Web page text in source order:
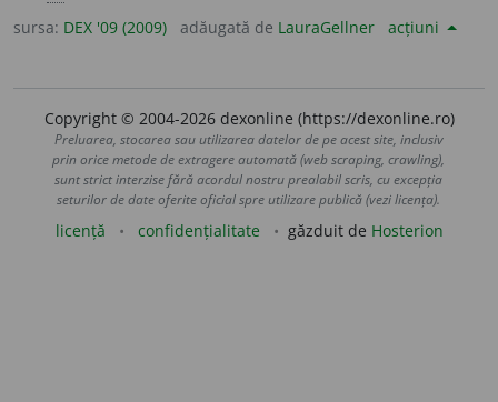
sursa: DEX '09 (2009) adăugată de LauraGellner acțiuni
Copyright © 2004-2026 dexonline (https://dexonline.ro)
Preluarea, stocarea sau utilizarea datelor de pe acest site, inclusiv
prin orice metode de extragere automată (web scraping, crawling),
sunt strict interzise fără acordul nostru prealabil scris, cu excepția
seturilor de date oferite oficial spre utilizare publică (vezi licența).
licență confidențialitate găzduit de Hosterion